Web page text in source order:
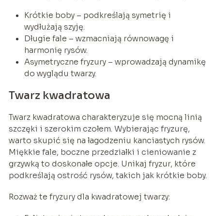
Krótkie boby – podkreślają symetrię i
wydłużają szyję.
Długie fale – wzmacniają równowagę i
harmonię rysów.
Asymetryczne fryzury – wprowadzają dynamikę
do wyglądu twarzy.
Twarz kwadratowa
Twarz kwadratowa charakteryzuje się mocną linią
szczęki i szerokim czołem. Wybierając fryzurę,
warto skupić się na łagodzeniu kanciastych rysów.
Miękkie fale, boczne przedziałki i cieniowanie z
grzywką to doskonałe opcje. Unikaj fryzur, które
podkreślają ostrość rysów, takich jak krótkie boby.
Rozważ te fryzury dla kwadratowej twarzy: